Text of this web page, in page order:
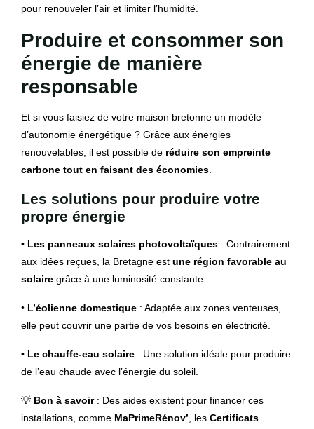
pour renouveler l’air et limiter l’humidité.
Produire et consommer son
énergie de manière
responsable
Et si vous faisiez de votre maison bretonne un modèle
d’autonomie énergétique ? Grâce aux énergies
renouvelables, il est possible de réduire son empreinte
carbone tout en faisant des économies.
Les solutions pour produire votre
propre énergie
• Les panneaux solaires photovoltaïques : Contrairement
aux idées reçues, la Bretagne est une région favorable au
solaire grâce à une luminosité constante.
• L’éolienne domestique : Adaptée aux zones venteuses,
elle peut couvrir une partie de vos besoins en électricité.
• Le chauffe-eau solaire : Une solution idéale pour produire
de l’eau chaude avec l’énergie du soleil.
💡 Bon à savoir: Des aides existent pour financer ces
installations, comme MaPrimeRénov’, les Certificats